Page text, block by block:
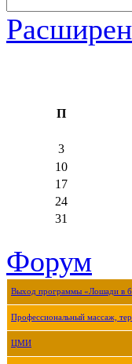
П
3
10
17
24
31
Форум
Выход программы «Лошади в
Профессиональный массаж,
ЦМИ